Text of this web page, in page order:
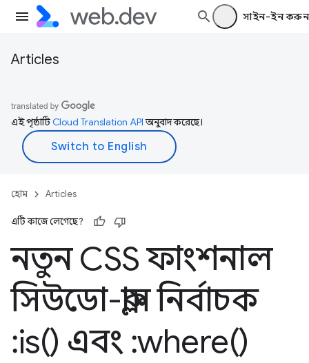
সাইন-ইন করুন
Articles
এই পৃষ্ঠাটিCloud Translation APIঅনুবাদ করেছে।
হোম Articles
এটি কাজে লেগেছে?
নতুন CSS ফাংশনাল
সিউডো-ক্লাস নির্বাচক
:is() এবং :where()